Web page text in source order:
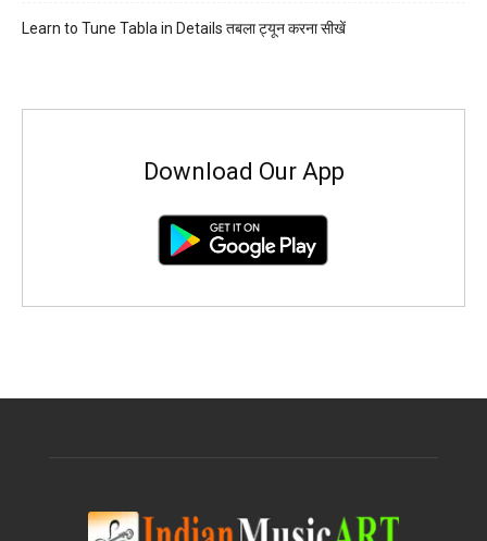
Learn to Tune Tabla in Details तबला ट्यून करना सीखें
Download Our App